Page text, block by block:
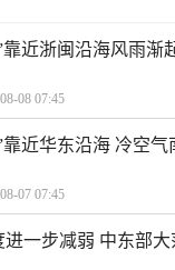
靠近浙闽沿海风雨渐
08 07:45
靠近华东沿海 冷空
07 07:45
进一步减弱 中东部